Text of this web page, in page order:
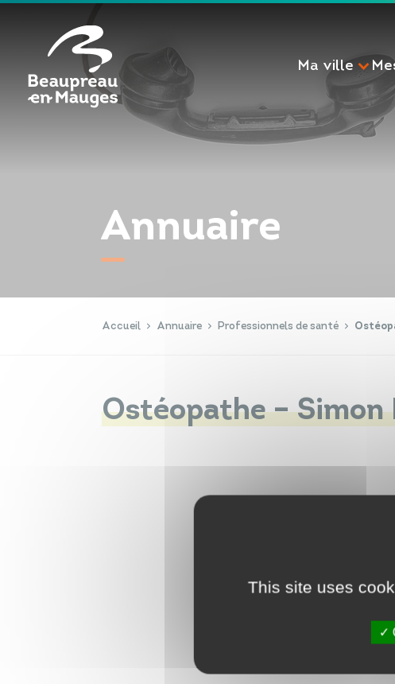
Ma ville
Annuaire
Accueil Annuaire Professionnels de santé
Ostéopathe – Simon
Cookies management panel
This site uses